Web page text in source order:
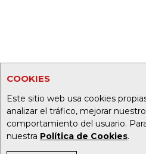
COOKIES
Este sitio web usa cookies
analizar el tráfico, mejorar
comportamiento del usuario.
nuestra Política de Cookies.